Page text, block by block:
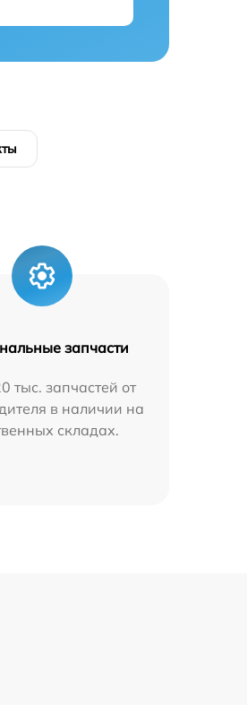
запчасти
тыс. запчастей от
в наличии на
складах.